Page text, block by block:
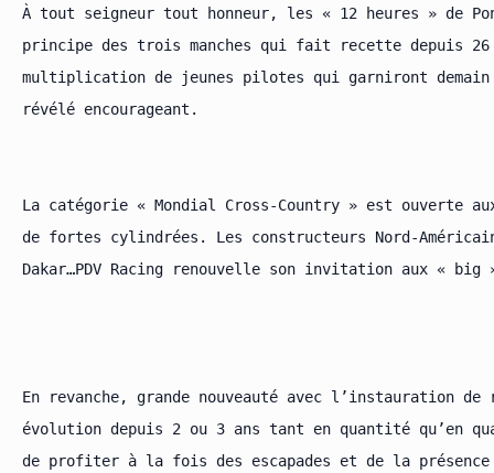
À tout seigneur tout honneur, les « 12 heures » de
principe des trois manches qui fait recette depuis 26
multiplication de jeunes pilotes qui garniront demain
révélé encourageant.
La catégorie « Mondial Cross-Country » est ouverte
de fortes cylindrées. Les constructeurs Nord-
Dakar…PDV Racing renouvelle son invitation aux «
En revanche, grande nouveauté avec l’instauration
évolution depuis 2 ou 3 ans tant en quantité qu’en
de profiter à la fois des escapades et de la présence